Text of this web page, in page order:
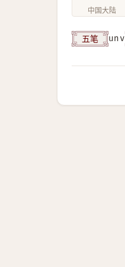
中国大陆
五笔 unv